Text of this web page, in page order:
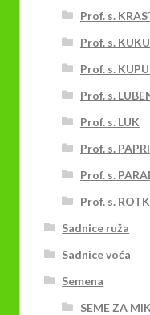
Prof. s.
Prof. s.
Prof. s.
Prof. s.
Prof. s. LUK
Prof. s.
Prof. s.
Prof. s.
Sadnice ruža
Sadnice voća
Semena
SEME ZA